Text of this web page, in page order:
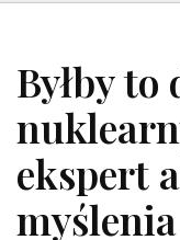
Byłby to
ekspert